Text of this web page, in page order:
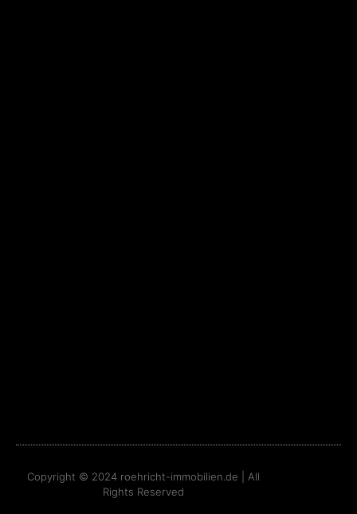
Copyright © 2024 roehricht-immobilien.de | All
Rights Reserved